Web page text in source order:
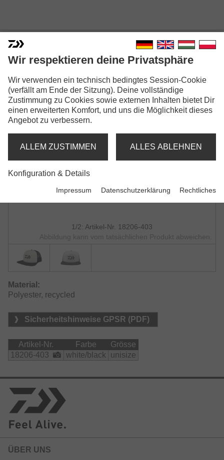
DAIWA D-VEC CAP
CAP | WHITE/BLACK
1/2: Artikel-Nr. 18206-403
Abbildung kann vom tatsächlichen Produkt abweichen.
Material:
Polyester, recycled
Sicherheitshinweise GPSR (PDF)
Artikel-Nr. Farbe
Grösse
18206-403
white/black unisize
ÜBER UNS
Wir respektieren deine Privatsphäre
Wir verwenden ein technisch bedingtes Session-Cookie
(verfällt am Ende der Sitzung). Deine vollständige
Zustimmung zu Cookies sowie externen Inhalten bietet Dir
einen erweiterten Komfort, und uns die Möglichkeit dieses
Angebot zu verbessern.
ALLEM ZUSTIMMEN ALLES ABLEHNEN
Konfiguration & Details
Impressum Datenschutzerklärung Rechtliches